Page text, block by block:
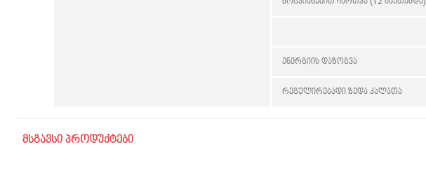
ენერგიის დაზოგვა
რეგულირებადი ზედა კალათა
მსგავსი პროდუქტები